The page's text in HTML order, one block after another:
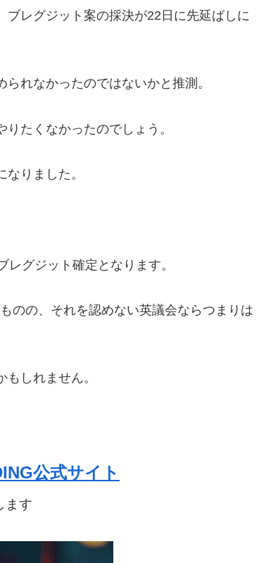
レグジット案の採決が22日に先延ばしに
れなかったのではないかと推測。
たくなかったのでしょう。
りました。
グジット確定となります。
のの、それを認めない英議会ならつまりは
しれません。
公式サイト
ます